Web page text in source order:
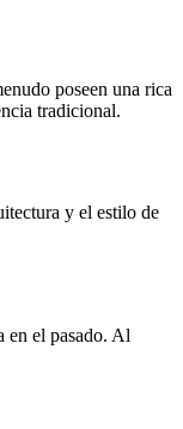
poseen una rica
tradicional.
y el estilo de
en el pasado. Al